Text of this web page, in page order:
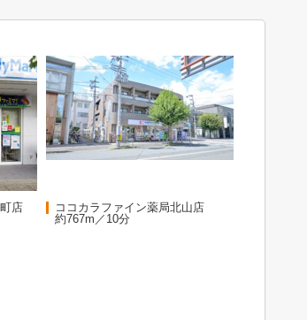
店
ココカラファイン薬局北山店
約767m／10分